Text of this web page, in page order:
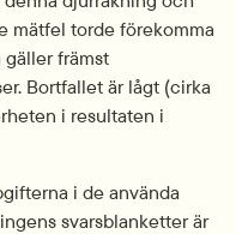
mätfel torde förekomma
främst
Bortfallet är lågt (cirka
i resultaten i
i de använda
svarsblanketter är